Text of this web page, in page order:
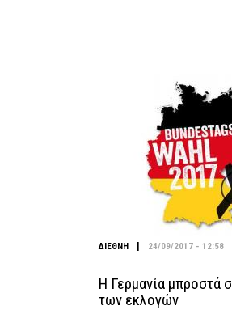
ΔΙΕΘΝΗ | 24/09/2017 - 12:58
Η Γερμανία μπροστά
των εκλογών